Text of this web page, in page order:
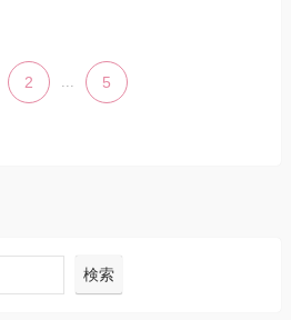
2 5
検索